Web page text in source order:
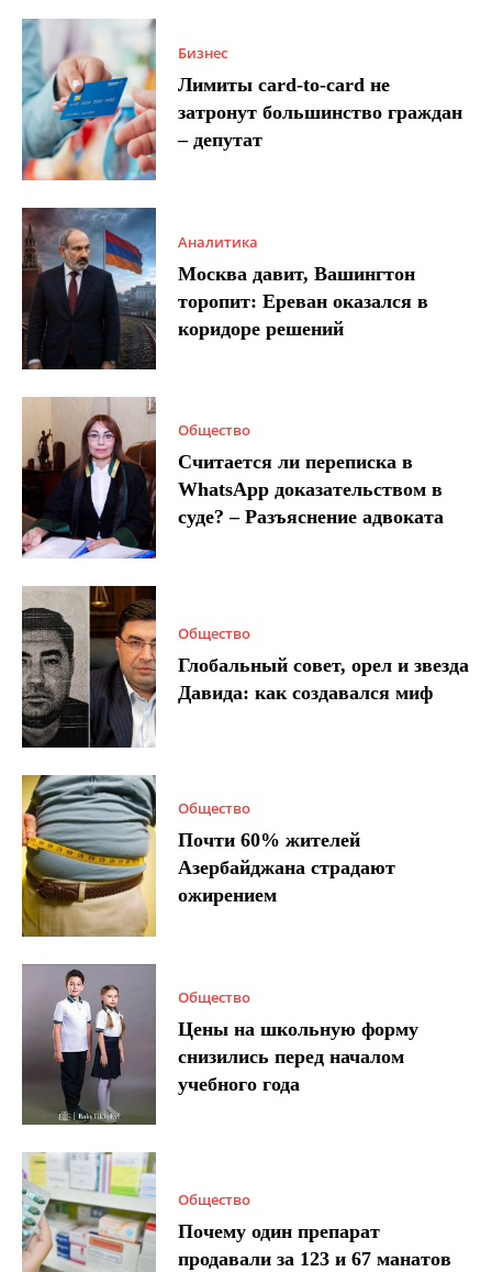
Бизнес
Лимиты card-to-card не
затронут большинство граждан
– депутат
Аналитика
Москва давит, Вашингтон
торопит: Ереван оказался в
коридоре решений
Общество
Считается ли переписка в
WhatsApp доказательством в
суде? – Разъяснение адвоката
Общество
Глобальный совет, орел и звезда
Давида: как создавался миф
Общество
Почти 60% жителей
Азербайджана страдают
ожирением
Общество
Цены на школьную форму
снизились перед началом
учебного года
Общество
Почему один препарат
продавали за 123 и 67 манатов